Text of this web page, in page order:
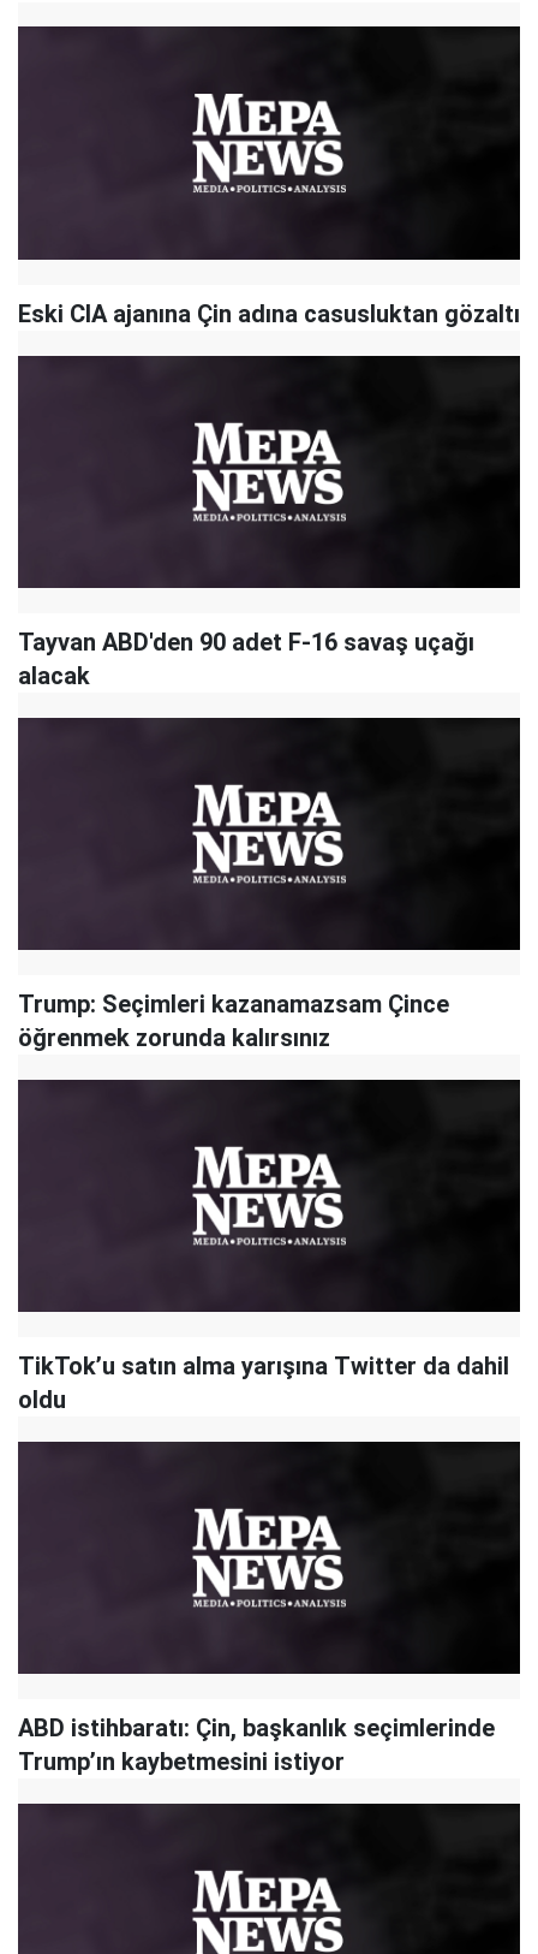
Eski CIA ajanına Çin adına casusluktan gözaltı
Tayvan ABD'den 90 adet F-16 savaş uçağı
alacak
Trump: Seçimleri kazanamazsam Çince
öğrenmek zorunda kalırsınız
TikTok’u satın alma yarışına Twitter da dahil
oldu
ABD istihbaratı: Çin, başkanlık seçimlerinde
Trump’ın kaybetmesini istiyor